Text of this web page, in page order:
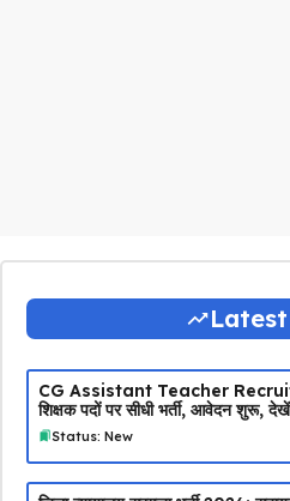
CG Assistant Teacher
शिक्षक पदों पर सीधी भर्ती, आवेदन शुरू,
Status: New